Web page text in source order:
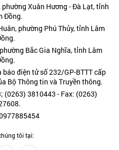
Xuân Hương - Đà Lạt, tỉnh
Đồng.
phường Phú Thủy, tỉnh Lâm
Bắc Gia Nghĩa, tỉnh Lâm
điện tử số 232/GP-BTTT cấp
Bộ Thông tin và Truyền thông.
3810443 - Fax: (0263)
tôi tại: